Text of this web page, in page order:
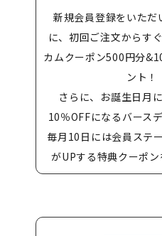
新規会員登録をいただ
に、初回ご注文からす
カムクーポン500円分
ント！
さらに、お誕生日月
10％OFFになるバース
毎月10日には会員ステ
がUPする特典クーポン